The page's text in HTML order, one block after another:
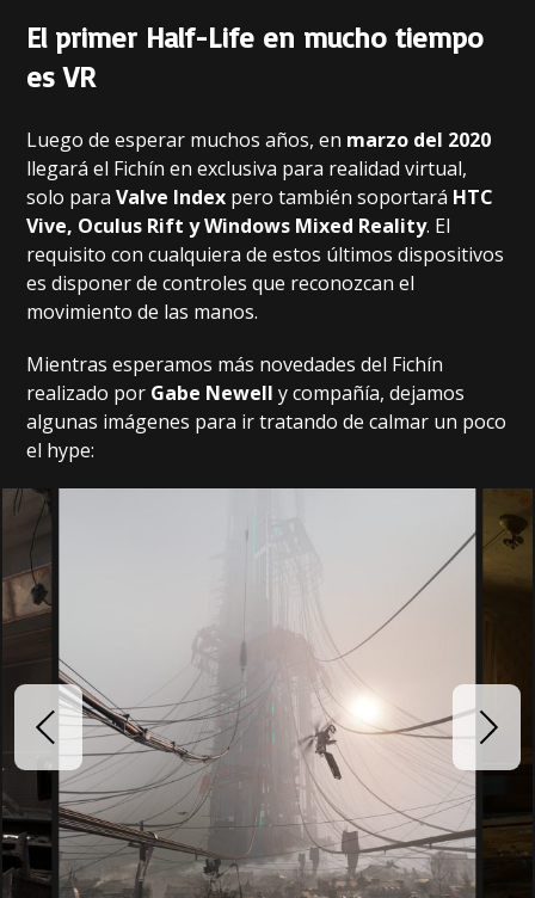
El primer Half-Life en mucho tiempo
es VR
Luego de esperar muchos años, en marzo del 2020
llegará el Fichín en exclusiva para realidad virtual,
solo paraValve Index pero también soportará HTC
Vive, Oculus Rift y Windows Mixed Reality. El
requisito con cualquiera de estos últimos dispositivos
es disponer de controles que reconozcan el
movimiento de las manos.
Mientras esperamos más novedades del Fichín
realizado por Gabe Newell y compañía, dejamos
algunas imágenes para ir tratando de calmar un poco
el hype: